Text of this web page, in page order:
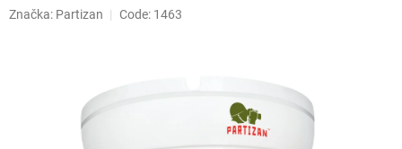
Značka: Partizan Code: 1463